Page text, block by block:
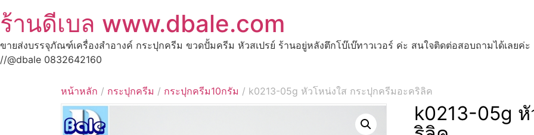
ร้านดีเบล www.dbale.com
ขายส่งบรรจุภัณฑ์เครื่องสำอางค์ กระปุกครีม ขวดปั้มครีม หัวสเปรย์ ร้านอยู่หลังตึกโบ๊เบ๊ทาวเวอร์ ค่ะ สนใจติดต่อสอบถามได้เลยค่
//@dbale 0832642160
หน้าหลัก / กระปุกครีม / กระปุกครีม10กรัม / k0213-05g หัวโหน่งใส กระปุกครีมอะคริลิค
k0213-05g